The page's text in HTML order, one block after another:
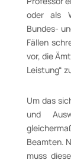
oder als
Bundes-
Fällen
vor, die
Leistung“
Um das
und
Beamten.
muss